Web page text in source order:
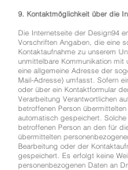
9. Kontaktmöglichkeit über die
Die Internetseite der Design94
Vorschriften Angaben, die eine
Kontaktaufnahme zu unserem
unmittelbare Kommunikation mit
eine allgemeine Adresse der
Mail-Adresse) umfasst. Sofern
oder über ein Kontaktformular
Verarbeitung Verantwortlichen
betroffenen Person
automatisch gespeichert.
betroffenen Person an den für
übermittelten
Bearbeitung oder der
gespeichert. Es erfolgt keine
personenbezogenen Daten an